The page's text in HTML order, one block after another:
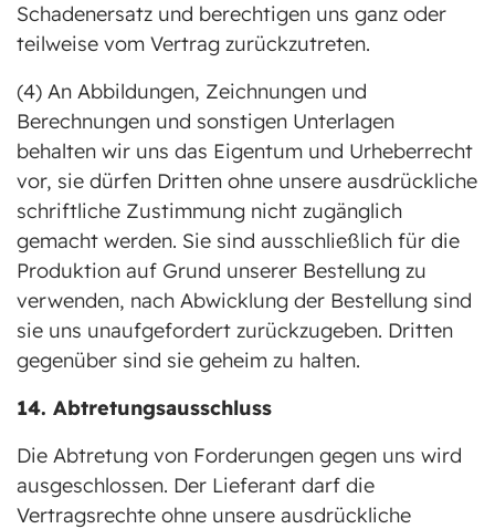
Schadenersatz und berechtigen uns ganz oder
teilweise vom Vertrag zurückzutreten.
(4) An Abbildungen, Zeichnungen und
Berechnungen und sonstigen Unterlagen
behalten wir uns das Eigentum und Urheberrecht
vor, sie dürfen Dritten ohne unsere ausdrückliche
schriftliche Zustimmung nicht zugänglich
gemacht werden. Sie sind ausschließlich für die
Produktion auf Grund unserer Bestellung zu
verwenden, nach Abwicklung der Bestellung sind
sie uns unaufgefordert zurückzugeben. Dritten
gegenüber sind sie geheim zu halten.
14. Abtretungsausschluss
Die Abtretung von Forderungen gegen uns wird
ausgeschlossen. Der Lieferant darf die
Vertragsrechte ohne unsere ausdrückliche